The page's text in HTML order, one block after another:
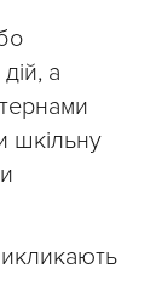
а
шкільну